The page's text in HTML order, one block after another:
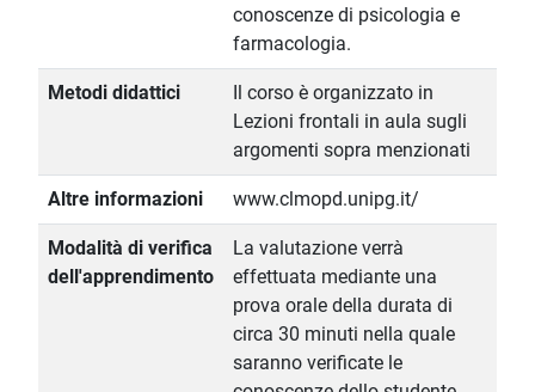
conoscenze di psicologia e
farmacologia.
Metodi didattici
Il corso è organizzato in
Lezioni frontali in aula sugli
argomenti sopra menzionati
Altre informazioni www.clmopd.unipg.it/
Modalità di verifica
dell'apprendimento
La valutazione verrà
effettuata mediante una
prova orale della durata di
circa 30 minuti nella quale
saranno verificate le